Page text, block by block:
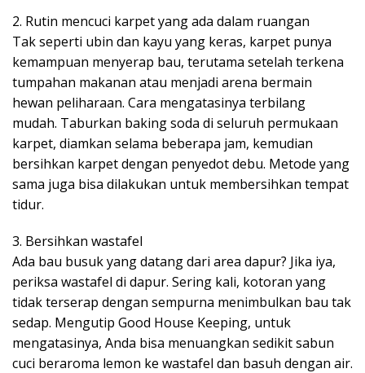
2. Rutin mencuci karpet yang ada dalam ruangan
Tak seperti ubin dan kayu yang keras, karpet punya
kemampuan menyerap bau, terutama setelah terkena
tumpahan makanan atau menjadi arena bermain
hewan peliharaan. Cara mengatasinya terbilang
mudah. Taburkan baking soda di seluruh permukaan
karpet, diamkan selama beberapa jam, kemudian
bersihkan karpet dengan penyedot debu. Metode yang
sama juga bisa dilakukan untuk membersihkan tempat
tidur.
3. Bersihkan wastafel
Ada bau busuk yang datang dari area dapur? Jika iya,
periksa wastafel di dapur. Sering kali, kotoran yang
tidak terserap dengan sempurna menimbulkan bau tak
sedap. Mengutip Good House Keeping, untuk
mengatasinya, Anda bisa menuangkan sedikit sabun
cuci beraroma lemon ke wastafel dan basuh dengan air.